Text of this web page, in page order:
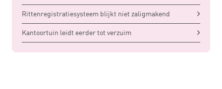
Rittenregistratiesysteem blijkt niet zaligmakend
Kantoortuin leidt eerder tot verzuim